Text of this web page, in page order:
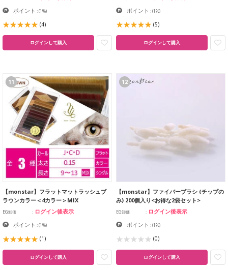
ポイント :(1%)
(4)
ログインして購入
ポイント :(1%)
(5)
ログインして購入
11
【monstar】フラットマットラッシュブ
ラウンカラー＜4カラー＞MIX
EG卸価 ログイン後表示
ポイント :(1%)
(1)
ログインして購入
12
【monstar】ファイバーブラシ (チップの
み) 200個入り<お得な2袋セット>
EG卸価 ログイン後表示
ポイント :(1%)
(0)
ログインして購入